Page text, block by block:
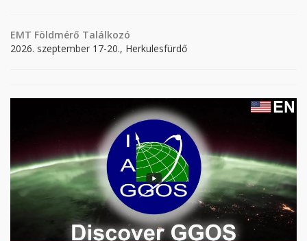
EMT Földmérő Találkozó
2026. szeptember 17-20., Herkulesfürdő